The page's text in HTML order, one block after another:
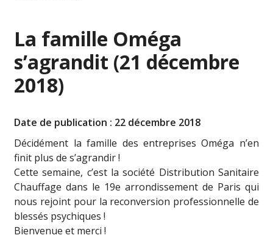
La famille Oméga
s’agrandit (21 décembre
2018)
Date de publication : 22 décembre 2018
Décidément la famille des entreprises Oméga n’en
finit plus de s’agrandir !
Cette semaine, c’est la société Distribution Sanitaire
Chauffage dans le 19e arrondissement de Paris qui
nous rejoint pour la reconversion professionnelle de
blessés psychiques !
Bienvenue et merci !